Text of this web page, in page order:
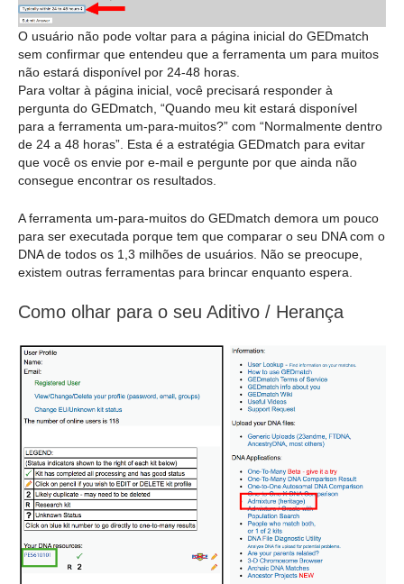
O usuário não pode voltar para a página inicial do GEDmatch
sem confirmar que entendeu que a ferramenta um para muitos
não estará disponível por 24-48 horas.
Para voltar à página inicial, você precisará responder à
pergunta do GEDmatch, “Quando meu kit estará disponível
para a ferramenta um-para-muitos?” com “Normalmente dentro
de 24 a 48 horas”. Esta é a estratégia GEDmatch para evitar
que você os envie por e-mail e pergunte por que ainda não
consegue encontrar os resultados.
A ferramenta um-para-muitos do GEDmatch demora um pouco
para ser executada porque tem que comparar o seu DNA com o
DNA de todos os 1,3 milhões de usuários. Não se preocupe,
existem outras ferramentas para brincar enquanto espera.
Como olhar para o seu Aditivo / Herança